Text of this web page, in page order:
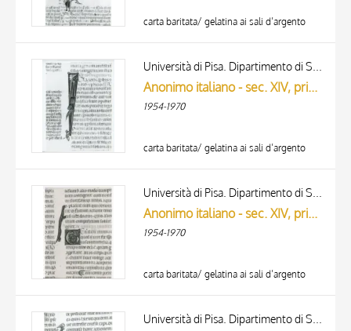
carta baritata/ gelatina ai sali d’argento
Anonimo italiano - sec. XIV, primo quarto - Lucca, Biblioteca Capitolare Feliniana, Ms. 325, f. 123v, particolare
1954-1970
carta baritata/ gelatina ai sali d’argento
Anonimo italiano - sec. XIV, primo quarto - Lucca, Biblioteca Capitolare Feliniana, Ms. 325, f. 45v, particolare
1954-1970
carta baritata/ gelatina ai sali d’argento